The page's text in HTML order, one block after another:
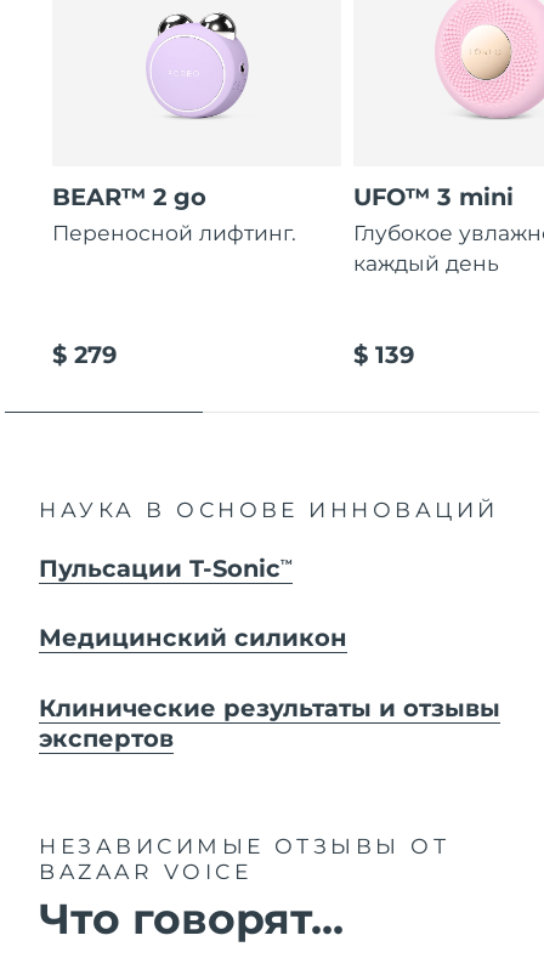
BEAR™ 2 go
Переносной лифтинг.
$ 279
UFO™ 3 mini
Глубокое
каждый день
$ 139
НАУКА В ОСНОВЕ ИННОВАЦИЙ
Пульсации T-SonicTM
Медицинский силикон
Клинические результаты и отзывы
экспертов
НЕЗАВИСИМЫЕ ОТЗЫВЫ
ОТ
BAZAAR VOICE
Что говорят...